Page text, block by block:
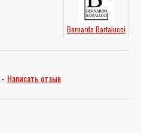
Bernardo Bartalucci
- Написать отзыв